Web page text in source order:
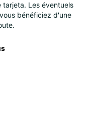
Les éventuels
bénéficiez d'une